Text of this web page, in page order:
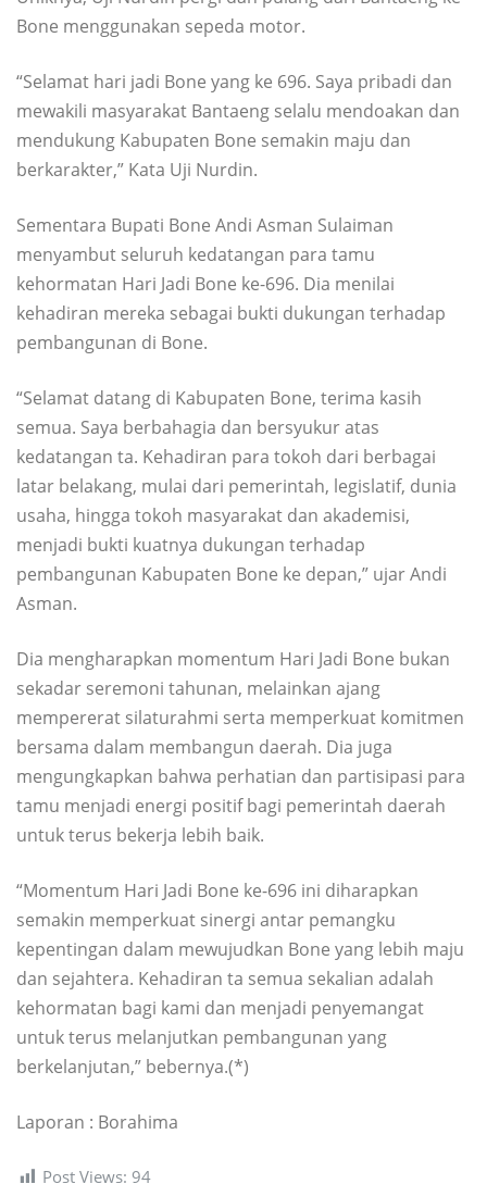
Bone menggunakan sepeda motor.
“Selamat hari jadi Bone yang ke 696. Saya pribadi dan
mewakili masyarakat Bantaeng selalu mendoakan dan
mendukung Kabupaten Bone semakin maju dan
berkarakter,” Kata Uji Nurdin.
Sementara Bupati Bone Andi Asman Sulaiman
menyambut seluruh kedatangan para tamu
kehormatan Hari Jadi Bone ke-696. Dia menilai
kehadiran mereka sebagai bukti dukungan terhadap
pembangunan di Bone.
“Selamat datang di Kabupaten Bone, terima kasih
semua. Saya berbahagia dan bersyukur atas
kedatangan ta. Kehadiran para tokoh dari berbagai
latar belakang, mulai dari pemerintah, legislatif, dunia
usaha, hingga tokoh masyarakat dan akademisi,
menjadi bukti kuatnya dukungan terhadap
pembangunan Kabupaten Bone ke depan,” ujar Andi
Asman.
Dia mengharapkan momentum Hari Jadi Bone bukan
sekadar seremoni tahunan, melainkan ajang
mempererat silaturahmi serta memperkuat komitmen
bersama dalam membangun daerah. Dia juga
mengungkapkan bahwa perhatian dan partisipasi para
tamu menjadi energi positif bagi pemerintah daerah
untuk terus bekerja lebih baik.
“Momentum Hari Jadi Bone ke-696 ini diharapkan
semakin memperkuat sinergi antar pemangku
kepentingan dalam mewujudkan Bone yang lebih maju
dan sejahtera. Kehadiran ta semua sekalian adalah
kehormatan bagi kami dan menjadi penyemangat
untuk terus melanjutkan pembangunan yang
berkelanjutan,” bebernya.(*)
Laporan : Borahima
Post Views: 94